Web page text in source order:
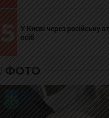
5
У Києві через російську
осіб
ФОТО